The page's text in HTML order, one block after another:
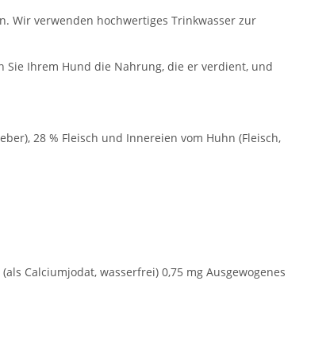
Wir verwenden hochwertiges Trinkwasser zur
Sie Ihrem Hund die Nahrung, die er verdient, und
28 % Fleisch und Innereien vom Huhn (Fleisch,
Calciumjodat, wasserfrei) 0,75 mg Ausgewogenes